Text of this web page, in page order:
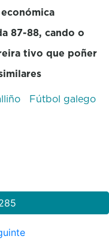
87-88, cando o
tivo que poñer
Fútbol galego